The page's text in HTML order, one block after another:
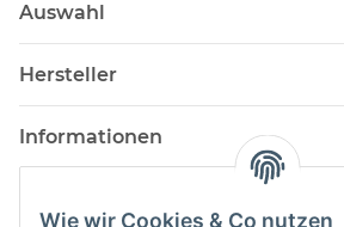
Wie wir Cookies & Co nutzen
Auswahl
Hersteller
Informationen